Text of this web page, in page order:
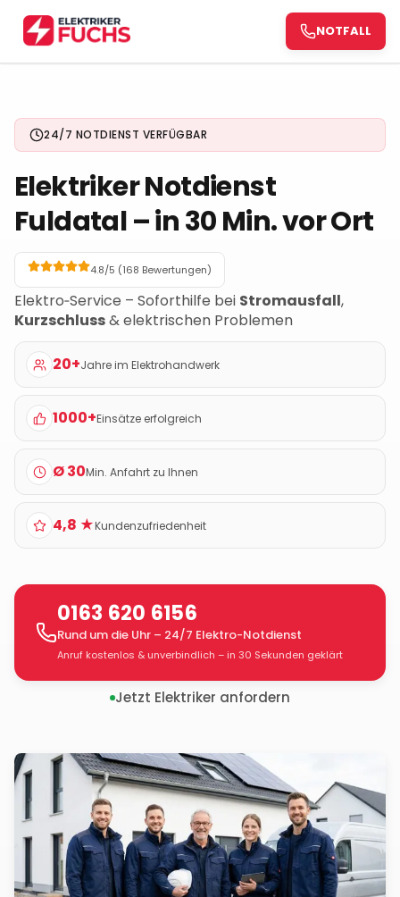
NOTFALL
NOTFALL
24/7 NOTDIENST VERFÜGBAR
Elektriker Notdienst
Fuldatal– in 30 Min. vor Ort
4.8/5 (168 Bewertungen)
Elektro‑Service – Soforthilfe bei Stromausfall,
Kurzschluss& elektrischen Problemen
20+Jahre im Elektrohandwerk
1000+Einsätze erfolgreich
Ø 30Min. Anfahrt zu Ihnen
4,8 ★Kundenzufriedenheit
0163 620 6156
Rund um die Uhr – 24/7 Elektro-Notdienst
Anruf kostenlos & unverbindlich – in 30 Sekunden geklärt
Jetzt Elektriker anfordern